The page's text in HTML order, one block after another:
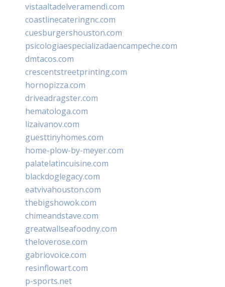
vistaaltadelveramendi.com
coastlinecateringnc.com
cuesburgershouston.com
psicologiaespecializadaencampeche.com
dmtacos.com
crescentstreetprinting.com
hornopizza.com
driveadragster.com
hematologa.com
lizaivanov.com
guesttinyhomes.com
home-plow-by-meyer.com
palatelatincuisine.com
blackdoglegacy.com
eatvivahouston.com
thebigshowok.com
chimeandstave.com
greatwallseafoodny.com
theloverose.com
gabriovoice.com
resinflowart.com
p-sports.net